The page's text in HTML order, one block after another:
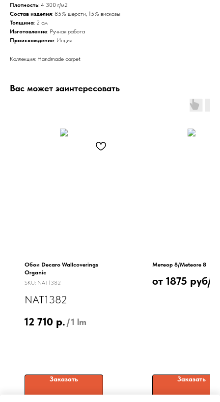
Плотность: 4 300 г/м2
Состав изделия: 85% шерсти, 15% вискозы
Толщина: 2 см
Изготовление: Ручная работа
Происхождение: Индия
Коллекция: Handmade carpet
Вас может заинтересовать
Обои Decaro Wallcoverings
Organic
SKU: NAT1382
NAT1382
12 710 р./1 lm
Заказать
Метеор 8/Meteore 8
от 1875 руб/
Заказать